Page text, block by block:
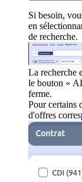
Si besoin,
en
de recherche.
La recherche
le bouton «
ferme.
Pour certains
d'offres